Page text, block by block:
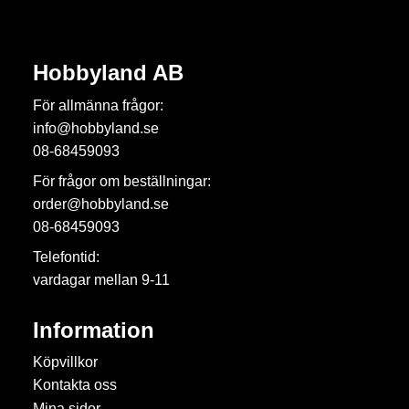
Hobbyland AB
För allmänna frågor:
info@hobbyland.se
08-68459093
För frågor om beställningar:
order@hobbyland.se
08-68459093
Telefontid:
vardagar mellan 9-11
Information
Köpvillkor
Kontakta oss